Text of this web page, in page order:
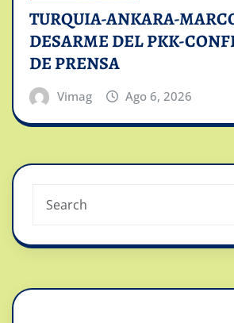
TURQUIA-ANKARA-
DESARME DEL PKK-
DE PRENSA
Vimag Ago 6, 2026